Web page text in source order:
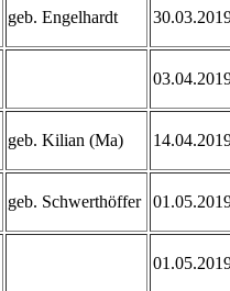
geb. Engelhardt
geb. Kilian (Ma)
geb. Schwerthöffer